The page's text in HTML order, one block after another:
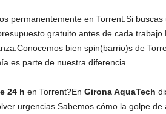
permanentemente en Torrent.Si buscas
gratuito antes de cada
bien spin(barrio)s de
es parte de nuestra diferencia.
24 h en Torrent?En Girona AquaTech
urgencias.Sabemos cómo la golpe de